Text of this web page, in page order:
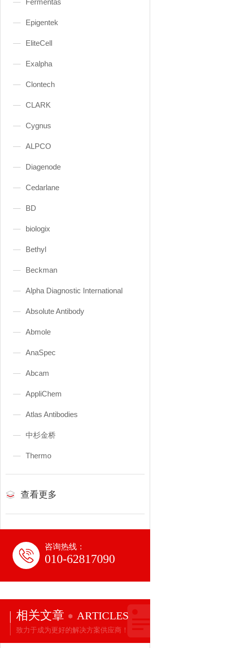
Fermentas
Epigentek
EliteCell
Exalpha
Clontech
CLARK
Cygnus
ALPCO
Diagenode
Cedarlane
BD
biologix
Bethyl
Beckman
Alpha Diagnostic International
Absolute Antibody
Abmole
AnaSpec
Abcam
AppliChem
Atlas Antibodies
中杉金桥
Thermo
查看更多
咨询热线：
010-62817090
相关文章 ARTICLES
致力于成为更好的解决方案供应商！